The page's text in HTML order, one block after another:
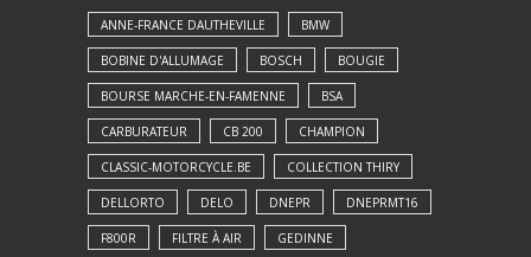
ANNE-FRANCE DAUTHEVILLE BMW
BOBINE D'ALLUMAGE BOSCH BOUGIE
BOURSE MARCHE-EN-FAMENNE BSA
CARBURATEUR CB 200 CHAMPION
CLASSIC-MOTORCYCLE.BE COLLECTION THIRY
DELLORTO DELO DNEPR DNEPRMT16
F800R FILTRE À AIR GEDINNE